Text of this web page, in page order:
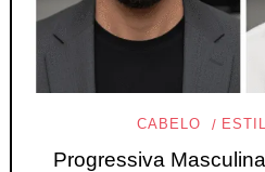
CABELO
Progressiva